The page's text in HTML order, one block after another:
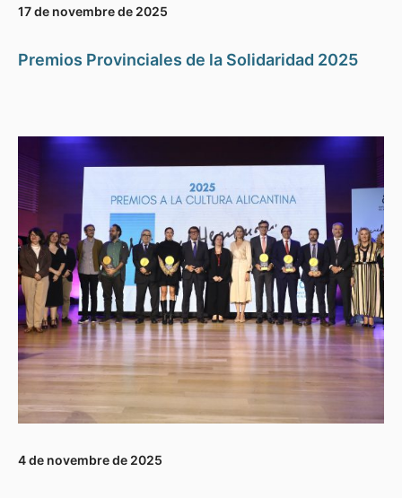
17 de novembre de 2025
Premios Provinciales de la Solidaridad 2025
4 de novembre de 2025